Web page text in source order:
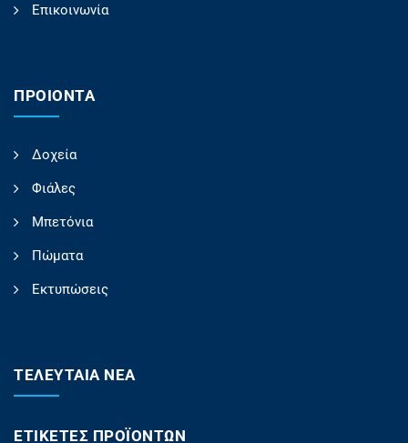
Επικοινωνία
ΠΡΟΙΟΝΤΑ
Δοχεία
Φιάλες
Μπετόνια
Πώματα
Εκτυπώσεις
ΤΕΛΕΥΤΑΊΑ ΝΈΑ
ΕΤΙΚΈΤΕΣ ΠΡΟΪΌΝΤΩΝ